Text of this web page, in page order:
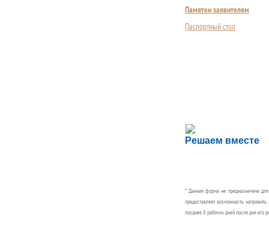
Памятки заявителям
Паспортный стол
Решаем вместе
Сложности с
Сообщите об этом
* Данная форма не предназначена
предоставляет возможность
позднее 8 рабочих дней после дня его